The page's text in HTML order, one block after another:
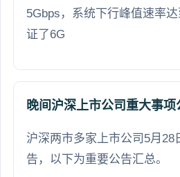
5Gbps，系统下行峰值速率
证了6G
晚间沪深上市公司重大事项
沪深两市多家上市公司5月28
告，以下为重要公告汇总。